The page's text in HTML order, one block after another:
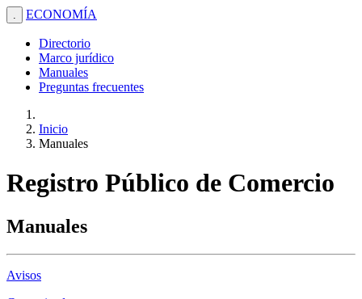
. ECONOMÍA
Directorio
Marco jurídico
Manuales
Preguntas frecuentes
Inicio
Manuales
Registro Público de Comercio
Manuales
Avisos